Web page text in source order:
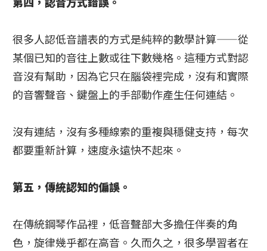
很多人認低音譜表的方式是純粹的數學計算——從
某個已知的音往上數或往下數幾格。這種方式對認
音沒有幫助，因為它只在腦袋裡完成，沒有和實際
的音響聲音、鍵盤上的手部動作產生任何連結。
沒有連結，沒有多種線索的重複與穩健支持，每次
都要重新計算，速度永遠快不起來。
第五，傳統認知的偏誤。
在傳統鋼琴作品裡，低音聲部大多擔任伴奏的角
色，旋律幾乎都在高音。久而久之，很多學習者在